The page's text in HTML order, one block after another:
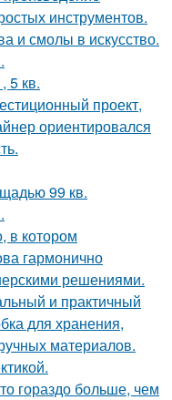
инструментов.
и смолы в искусство.
5 кв.
проект,
ориентировался
99 кв.
в котором
гармонично
решениями.
и практичный
для хранения,
материалов.
гораздо больше, чем